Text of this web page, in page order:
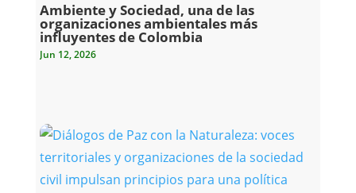
Ambiente y Sociedad, una de las
organizaciones ambientales más
influyentes de Colombia
Jun 12, 2026